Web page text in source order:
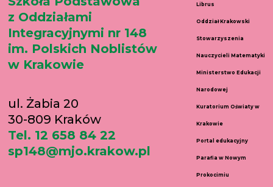
z Oddziałami
Integracyjnymi nr 148
im. Polskich Noblistów
w Krakowie
ul. Żabia 20
30-809 Kraków
Tel. 12 658 84 22
sp148@mjo.krakow.pl
Librus
Oddział Krakowski
Stowarzyszenia
Nauczycieli Matematyki
Ministerstwo Edukacji
Narodowej
Kuratorium Oświaty w
Krakowie
Portal edukacyjny
Parafia w Nowym
Prokocimiu